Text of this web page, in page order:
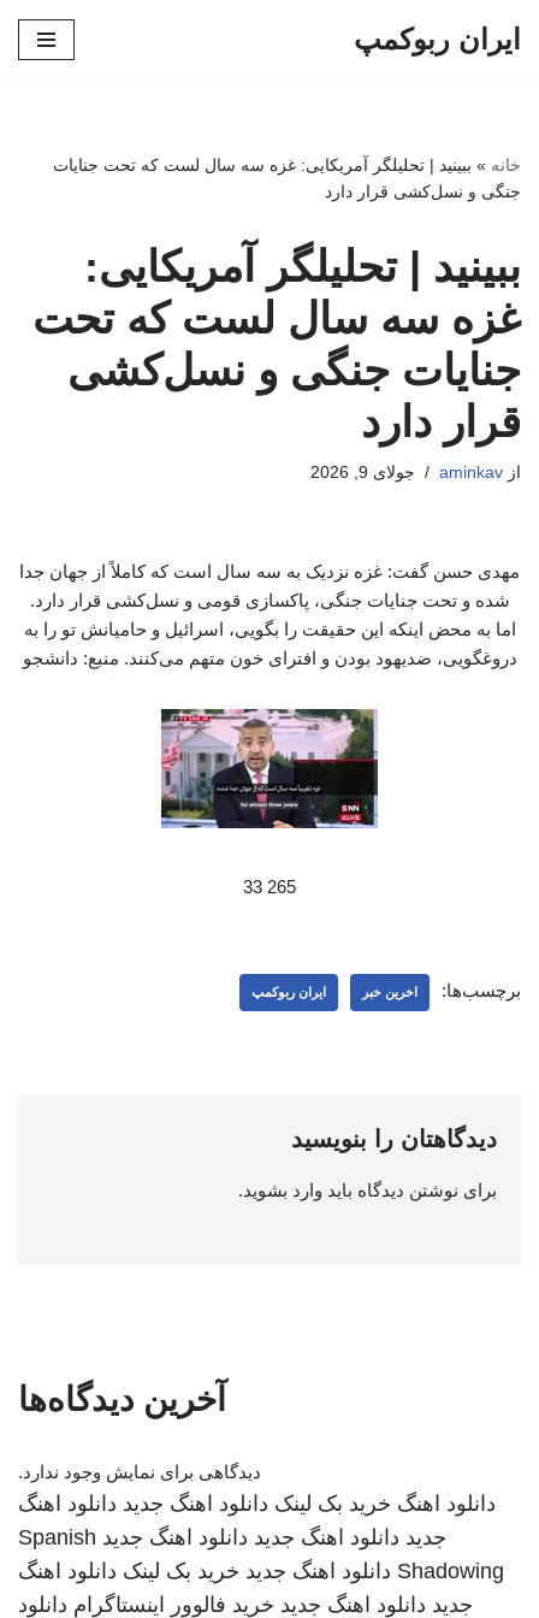
ایران ربوکمپ
خانه » ببینید | تحلیلگر آمریکایی: غزه سه سال لست که تحت جنایات
جنگی و نسل‌کشی قرار دارد
ببینید | تحلیلگر آمریکایی:
غزه سه سال لست که تحت
جنایات جنگی و نسل‌کشی
قرار دارد
از aminkav جولای 9, 2026
مهدی حسن گفت: غزه نزدیک به سه سال است که کاملاً از جهان جدا
شده و تحت جنایات جنگی، پاکسازی قومی و نسل‌کشی قرار دارد.
اما به محض اینکه این حقیقت را بگویی، اسرائیل و حامیانش تو را به
دروغگویی، ضدیهود بودن و افترای خون متهم می‌کنند. منبع: دانشجو
265 33
برچسب‌ها: اخرین خبر ایران ربوکمپ
دیدگاهتان را بنویسید
برای نوشتن دیدگاه باید وارد بشوید.
آخرین دیدگاه‌ها
دیدگاهی برای نمایش وجود ندارد.
دانلود اهنگ خرید بک لینک دانلود اهنگ جدید دانلود اهنگ
جدید دانلود اهنگ جدید دانلود اهنگ جدید Spanish
Shadowing دانلود اهنگ جدید خرید بک لینک دانلود اهنگ
جدید دانلود اهنگ جدید خرید فالوور اینستاگرام دانلود